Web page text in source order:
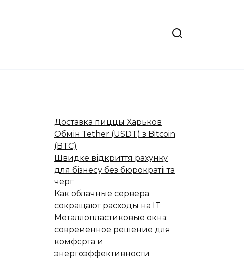
Доставка пиццы Харьков
Обмін Tether (USDT) з Bitcoin
(BTC)
Швидке відкриття рахунку
для бізнесу без бюрократії та
черг
Как облачные сервера
сокращают расходы на IT
Металлопластиковые окна:
современное решение для
комфорта и
энергоэффективности